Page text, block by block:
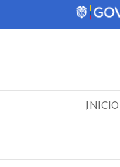
INICIO